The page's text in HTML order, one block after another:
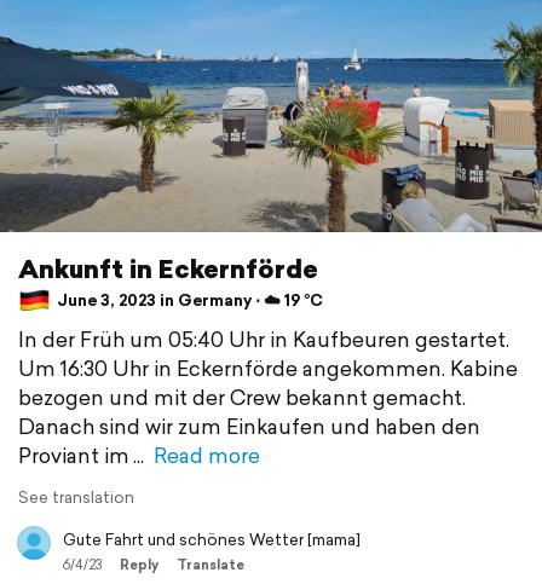
Ankunft in Eckernförde
June 3, 2023 in Germany ⋅ ☁️ 19 °C
In der Früh um 05:40 Uhr in Kaufbeuren gestartet.
Um 16:30 Uhr in Eckernförde angekommen. Kabine
bezogen und mit der Crew bekannt gemacht.
Danach sind wir zum Einkaufen und haben den
Proviant im
Read more
See translation
Gute Fahrt und schönes Wetter [mama]
6/4/23 Reply Translate